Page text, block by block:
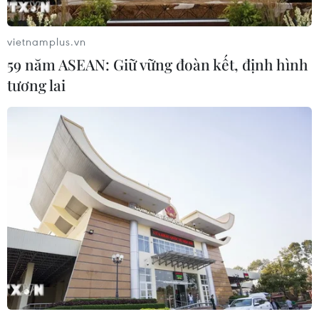
06/08/2026 13:43
Tổng thống Trump bác tin Mỹ thiếu
hụt vũ khí vì chiến dịch Trung Đông
06/08/2026 09:40
Mỹ điều tra sự cố hàng không liên
quan đến trực thăng chở Tổng thống
Trump
06/08/2026 04:38
Tòa án Mỹ chỉ định hội đồng thẩm
phán xét xử các vụ kiện về thuế quan
vietnamplus.vn
59 năm ASEAN: Giữ vững đoàn kết, định hình
tương lai